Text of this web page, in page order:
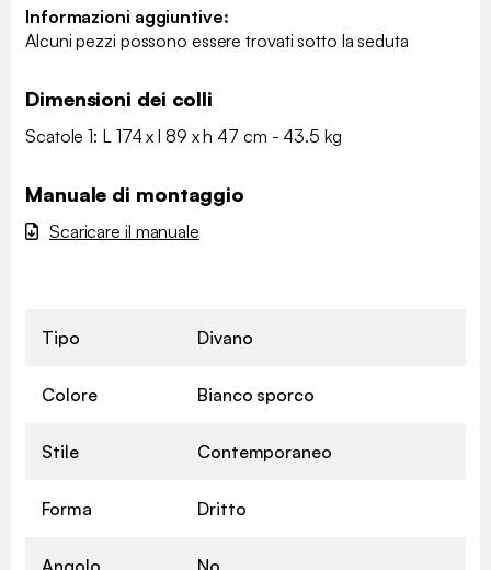
Informazioni aggiuntive:
Alcuni pezzi possono essere trovati sotto la seduta
Dimensioni dei colli
Scatole 1: L 174 x l 89 x h 47 cm - 43.5 kg
Manuale di montaggio
Scaricare il manuale
Tipo Divano
Colore Bianco sporco
Stile Contemporaneo
Forma Dritto
Angolo No